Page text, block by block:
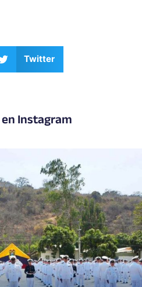
Twitter
Instagram